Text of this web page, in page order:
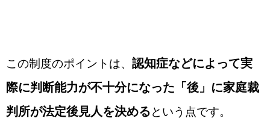
この制度のポイントは、 認知症などによって実
際に判断能力が不十分になった「後」に家庭裁
判所が法定後見人を決めるという点です。